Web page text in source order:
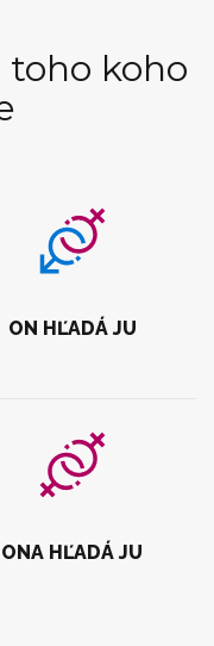
koho
ON HĽADÁ JU
ONA HĽADÁ JU